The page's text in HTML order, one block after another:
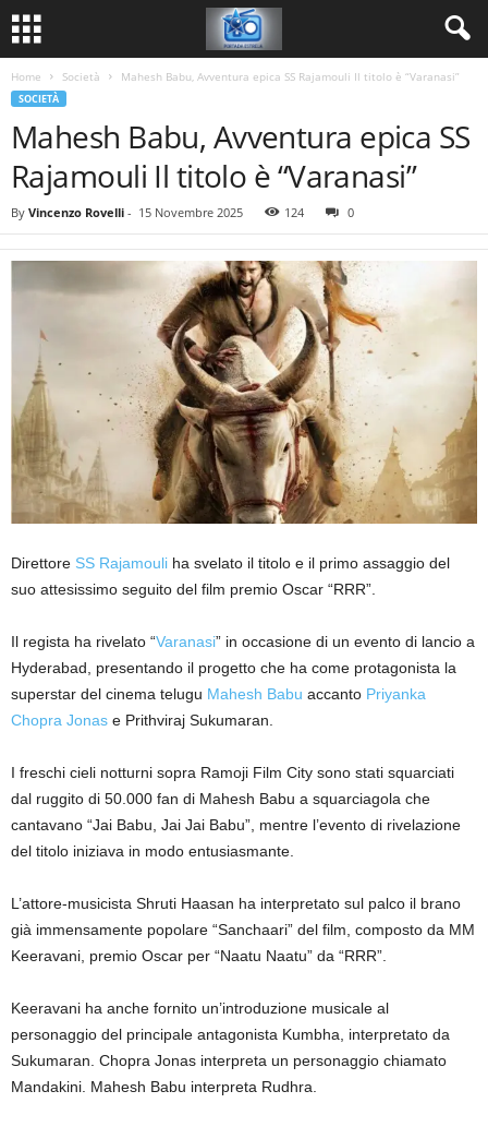
Home Società Mahesh Babu, Avventura epica SS Rajamouli Il titolo è “Varanasi”
SOCIETÀ
Mahesh Babu, Avventura epica SS
Rajamouli Il titolo è “Varanasi”
By Vincenzo Rovelli - 15 Novembre 2025 124 0
Direttore SS Rajamouli ha svelato il titolo e il primo assaggio del
suo attesissimo seguito del film premio Oscar “RRR”.
Il regista ha rivelato “Varanasi” in occasione di un evento di lancio a
Hyderabad, presentando il progetto che ha come protagonista la
superstar del cinema telugu Mahesh Babu accanto Priyanka
Chopra Jonas e Prithviraj Sukumaran.
I freschi cieli notturni sopra Ramoji Film City sono stati squarciati
dal ruggito di 50.000 fan di Mahesh Babu a squarciagola che
cantavano “Jai Babu, Jai Jai Babu”, mentre l’evento di rivelazione
del titolo iniziava in modo entusiasmante.
L’attore-musicista Shruti Haasan ha interpretato sul palco il brano
già immensamente popolare “Sanchaari” del film, composto da MM
Keeravani, premio Oscar per “Naatu Naatu” da “RRR”.
Keeravani ha anche fornito un’introduzione musicale al
personaggio del principale antagonista Kumbha, interpretato da
Sukumaran. Chopra Jonas interpreta un personaggio chiamato
Mandakini. Mahesh Babu interpreta Rudhra.